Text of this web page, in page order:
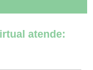
atende: